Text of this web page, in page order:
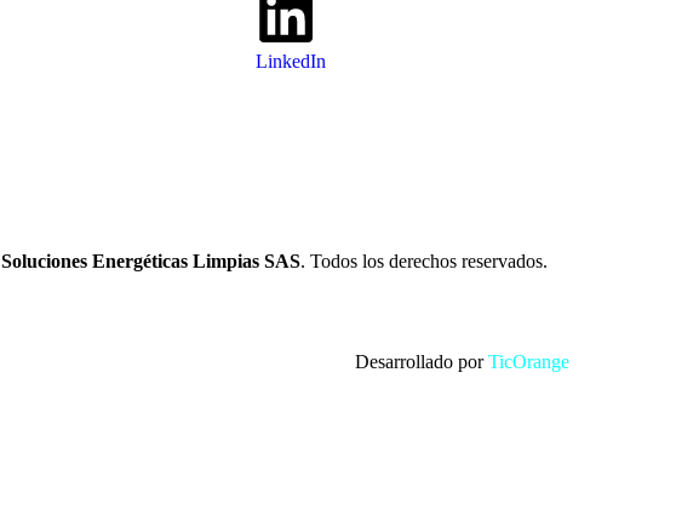
LinkedIn
Soluciones Energéticas Limpias SAS. Todos los derechos reservados.
Desarrollado porTicOrange